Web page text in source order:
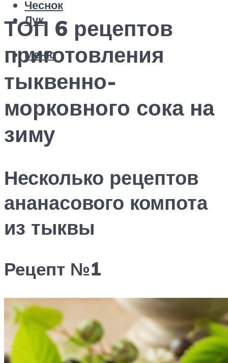
Чеснок
Лук
Меню
ТОП 6 рецептов
приготовления
тыквенно-
морковного сока на
зиму
Несколько рецептов
ананасового компота
из тыквы
Рецепт №1